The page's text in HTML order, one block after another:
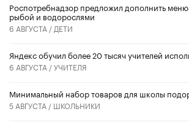
Роспотребнадзор предложил дополнить
рыбой и водорослями
6 АВГУСТА / ДЕТИ
​Яндекс обучил более 20 тысяч учителей
6 АВГУСТА /УЧИТЕЛЯ
Минимальный набор товаров для школы
5 АВГУСТА / ШКОЛЬНИКИ